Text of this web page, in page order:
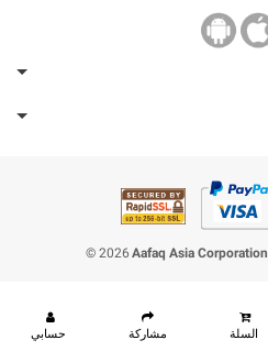
السلة مشاركة حسابي
Aafaq Asia Corporation
2026 ©